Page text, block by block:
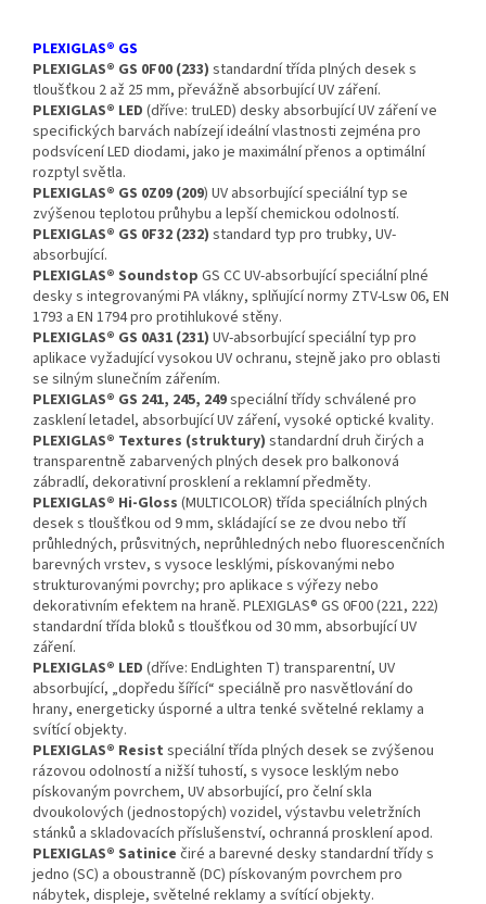
PLEXIGLAS® GS
PLEXIGLAS® GS 0F00 (233) standardní třída plných desek s
tloušťkou 2 až 25 mm, převážně absorbující UV záření.
PLEXIGLAS® LED (dříve: truLED) desky absorbující UV záření ve
specifických barvách nabízejí ideální vlastnosti zejména pro
podsvícení LED diodami, jako je maximální přenos a optimální
rozptyl světla.
PLEXIGLAS® GS 0Z09 (209) UV absorbující speciální typ se
zvýšenou teplotou průhybu a lepší chemickou odolností.
PLEXIGLAS® GS 0F32 (232) standard typ pro trubky, UV-
absorbující.
PLEXIGLAS® Soundstop GS CC UV-absorbující speciální plné
desky s integrovanými PA vlákny, splňující normy ZTV-Lsw 06, EN
1793 a EN 1794 pro protihlukové stěny.
PLEXIGLAS® GS 0A31 (231) UV-absorbující speciální typ pro
aplikace vyžadující vysokou UV ochranu, stejně jako pro oblasti
se silným slunečním zářením.
PLEXIGLAS® GS 241, 245, 249speciální třídy schválené pro
zasklení letadel, absorbující UV záření, vysoké optické kvality.
PLEXIGLAS® Textures (struktury) standardní druh čirých a
transparentně zabarvených plných desek pro balkonová
zábradlí, dekorativní prosklení a reklamní předměty.
PLEXIGLAS® Hi-Gloss (MULTICOLOR) třída speciálních plných
desek s tloušťkou od 9 mm, skládající se ze dvou nebo tří
průhledných, průsvitných, neprůhledných nebo fluorescenčních
barevných vrstev, s vysoce lesklými, pískovanými nebo
strukturovanými povrchy; pro aplikace s výřezy nebo
dekorativním efektem na hraně. PLEXIGLAS® GS 0F00 (221, 222)
standardní třída bloků s tloušťkou od 30 mm, absorbující UV
záření.
PLEXIGLAS® LED (dříve: EndLighten T) transparentní, UV
absorbující, „dopředu šířící“ speciálně pro nasvětlování do
hrany, energeticky úsporné a ultra tenké světelné reklamy a
svítící objekty.
PLEXIGLAS® Resist speciální třída plných desek se zvýšenou
rázovou odolností a nižší tuhostí, s vysoce lesklým nebo
pískovaným povrchem, UV absorbující, pro čelní skla
dvoukolových (jednostopých) vozidel, výstavbu veletržních
stánků a skladovacích příslušenství, ochranná prosklení apod.
PLEXIGLAS® Satinice čiré a barevné desky standardní třídy s
jedno (SC) a oboustranně (DC) pískovaným povrchem pro
nábytek, displeje, světelné reklamy a svítící objekty.